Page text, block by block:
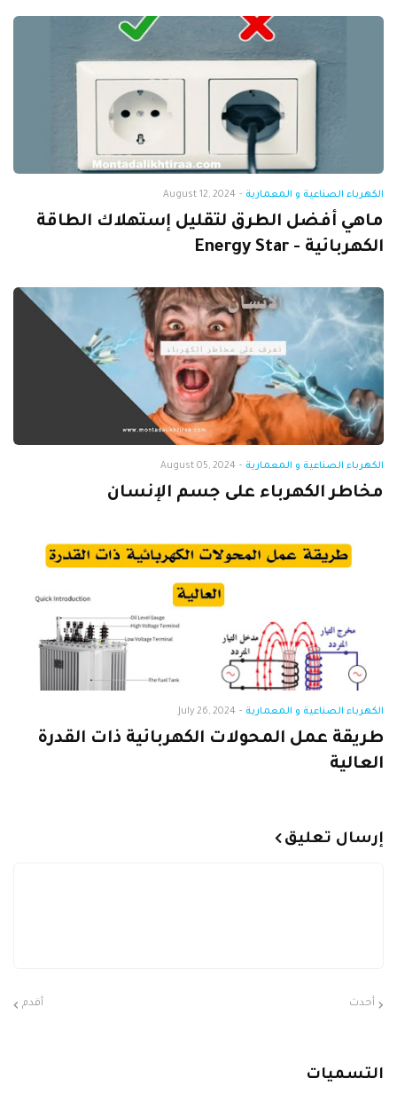
الكهرباء الصناعية و المعمارية -
August 12, 2024
ماهي أفضل الطرق لتقليل إستهلاك الطاقة
الكهربائية - Energy Star
الكهرباء الصناعية و المعمارية -
August 05, 2024
مخاطر الكهرباء على جسم الإنسان
الكهرباء الصناعية و المعمارية -
July 26, 2024
طريقة عمل المحولات الكهربائية ذات القدرة
العالية
إرسال تعليق
أحدث أقدم
التسميات